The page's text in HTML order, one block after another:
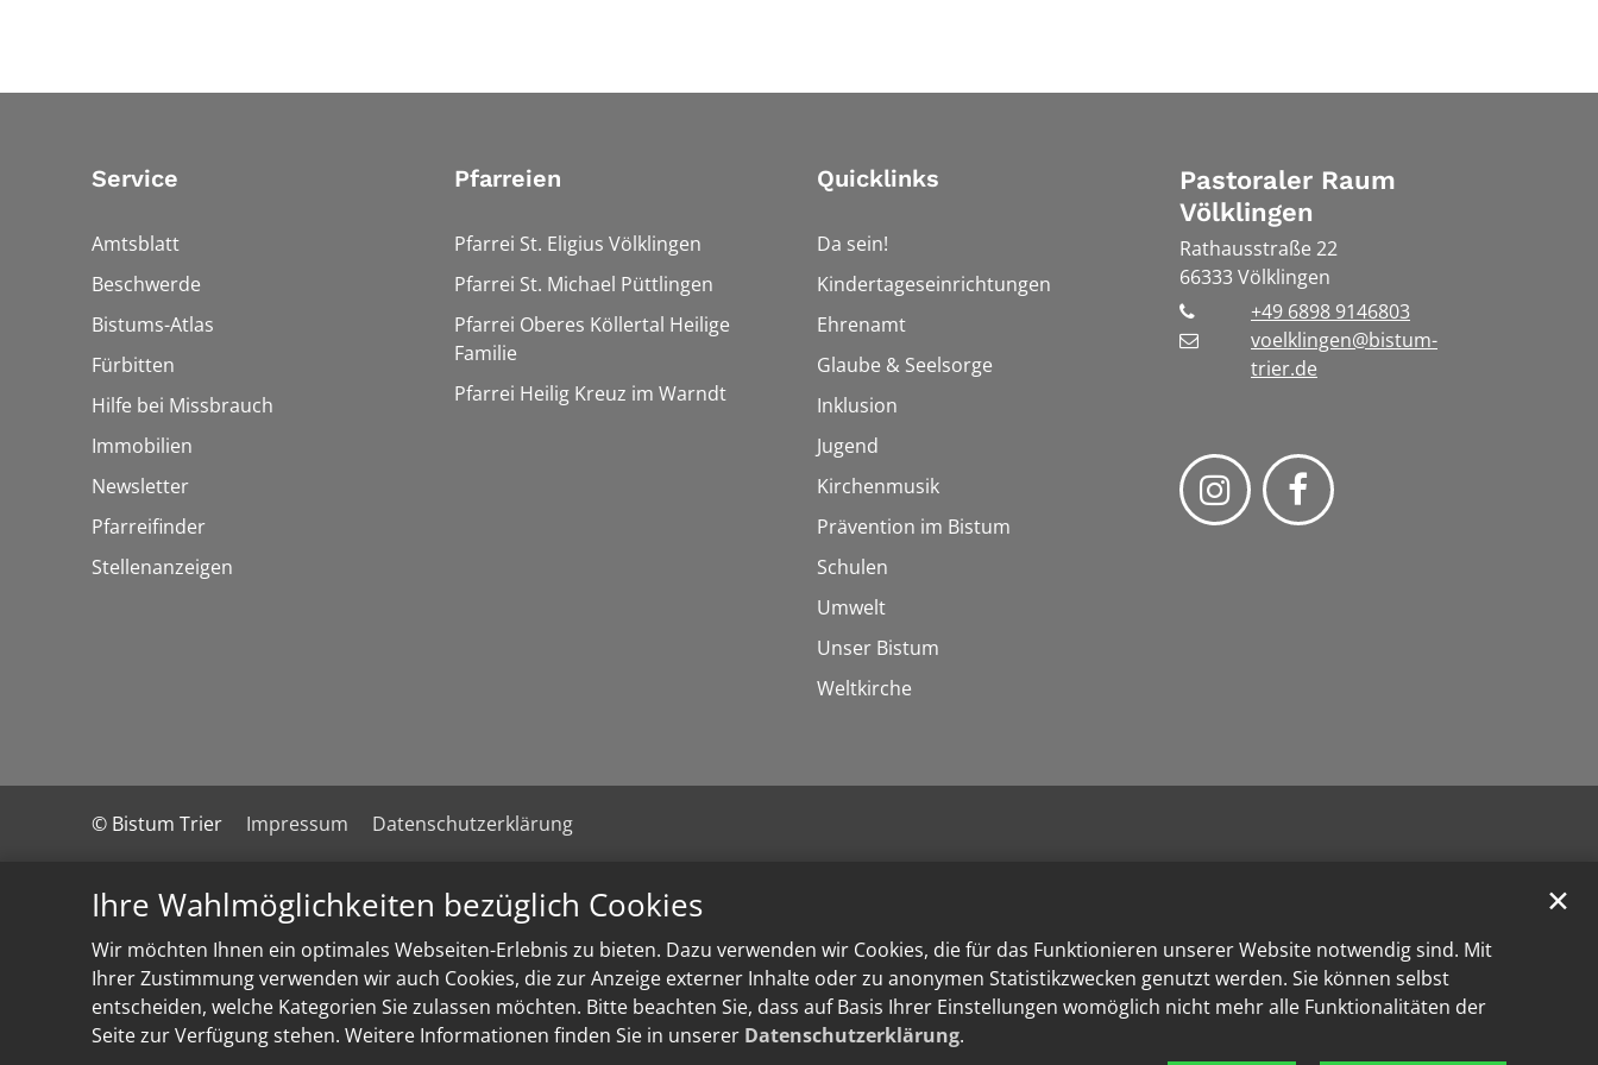
Ihre Wahlmöglichkeiten bezüglich Cookies
Wir möchten Ihnen ein optimales Webseiten-Erlebnis zu bieten. Dazu verwenden wir Cookies, die für das Funktionieren unserer Website notwendig sind. Mit
Ihrer Zustimmung verwenden wir auch Cookies, die zur Anzeige externer Inhalte oder zu anonymen Statistikzwecken genutzt werden. Sie können selbst
entscheiden, welche Kategorien Sie zulassen möchten. Bitte beachten Sie, dass auf Basis Ihrer Einstellungen womöglich nicht mehr alle Funktionalitäten der
Seite zur Verfügung stehen. Weitere Informationen finden Sie in unserer Datenschutzerklärung.
✕
Service
Amtsblatt
Beschwerde
Bistums-Atlas
Fürbitten
Hilfe bei Missbrauch
Immobilien
Newsletter
Pfarreifinder
Stellenanzeigen
Pfarreien
Pfarrei St. Eligius Völklingen
Pfarrei St. Michael Püttlingen
Pfarrei Oberes Köllertal Heilige
Familie
Pfarrei Heilig Kreuz im Warndt
Quicklinks
Da sein!
Kindertageseinrichtungen
Ehrenamt
Glaube & Seelsorge
Inklusion
Jugend
Kirchenmusik
Prävention im Bistum
Schulen
Umwelt
Unser Bistum
Weltkirche
Pastoraler Raum
Völklingen
Rathausstraße 22
66333 Völklingen
+49 6898 9146803
voelklingen@bistum-
trier.de
© Bistum Trier Impressum Datenschutzerklärung